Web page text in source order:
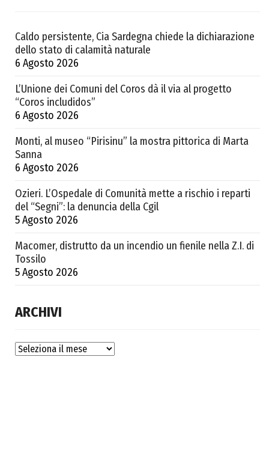
Caldo persistente, Cia Sardegna chiede la dichiarazione
dello stato di calamità naturale
6 Agosto 2026
L’Unione dei Comuni del Coros dà il via al progetto
“Coros includidos”
6 Agosto 2026
Monti, al museo “Pirisinu” la mostra pittorica di Marta
Sanna
6 Agosto 2026
Ozieri. L’Ospedale di Comunità mette a rischio i reparti
del “Segni”: la denuncia della Cgil
5 Agosto 2026
Macomer, distrutto da un incendio un fienile nella Z.I. di
Tossilo
5 Agosto 2026
ARCHIVI
Archivi